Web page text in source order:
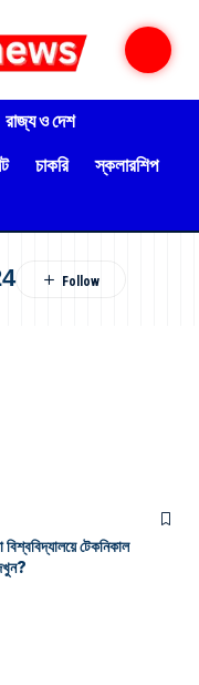
রাজ্য ও দেশ
চাকরি
স্কলারশিপ
টেকনিকাল